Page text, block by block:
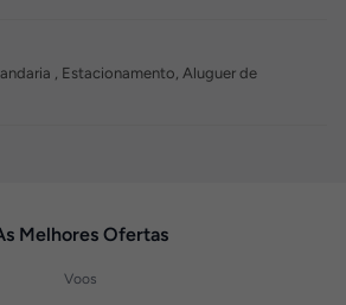
, Estacionamento, Aluguer de
Melhores Ofertas
Voos